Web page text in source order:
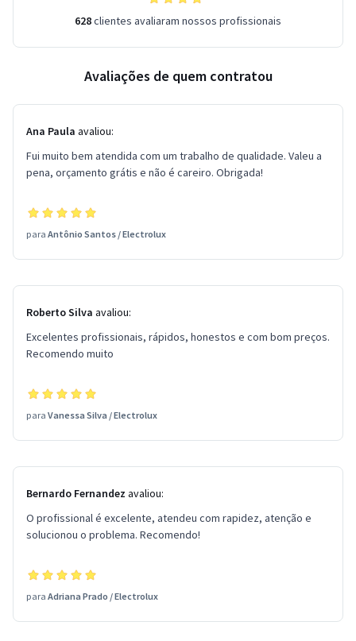
628clientes avaliaram nossos profissionais
Avaliações de quem contratou
Ana Paula avaliou:
Fui muito bem atendida com um trabalho de qualidade. Valeu a
pena, orçamento grátis e não é careiro. Obrigada!
para Antônio Santos /Electrolux
Roberto Silva avaliou:
Excelentes profissionais, rápidos, honestos e com bom preços.
Recomendo muito
para Vanessa Silva /Electrolux
Bernardo Fernandez avaliou:
O profissional é excelente, atendeu com rapidez, atenção e
solucionou o problema. Recomendo!
para Adriana Prado /Electrolux